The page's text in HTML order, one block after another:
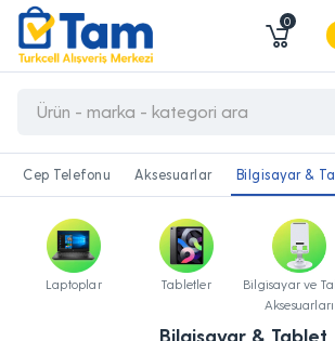
0
Cep Telefonu Aksesuarlar Bilgisayar &
Laptoplar Tabletler
Bilgisayar ve
Aksesuarları
Bilgisayar & Tablet